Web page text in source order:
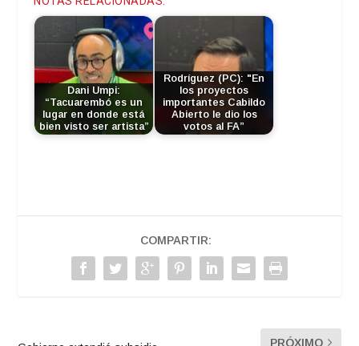
Dani Umpi:
“Tacuarembó es un
lugar en donde está
bien visto ser artista”
Rodríguez (PC): "En
los proyectos
importantes Cabildo
Abierto le dio los
votos al FA”
COMPARTIR:
PRÓXIMO